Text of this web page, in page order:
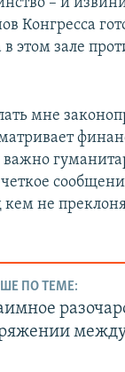
Конгресса
этом зале
мне
кем не
ПО ТЕМЕ: